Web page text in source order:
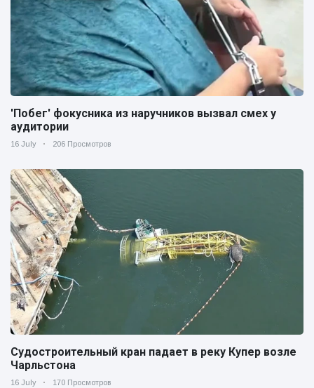
'Побег' фокусника из наручников вызвал смех у
аудитории
16 July 206 Просмотров
Судостроительный кран падает в реку Купер возле
Чарльстона
16 July 170 Просмотров